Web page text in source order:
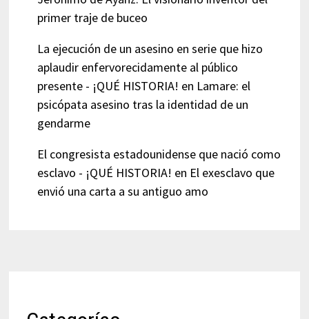
primer traje de buceo
La ejecución de un asesino en serie que hizo
aplaudir enfervorecidamente al público
presente - ¡QUÉ HISTORIA! en Lamare: el
psicópata asesino tras la identidad de un
gendarme
El congresista estadounidense que nació como
esclavo - ¡QUÉ HISTORIA! en El exesclavo que
envió una carta a su antiguo amo